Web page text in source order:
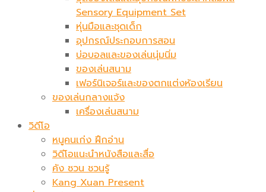
Sensory Equipment Set
หุ่นมือและชุดเด็ก
อุปกรณ์ประกอบการสอน
บ่อบอลและของเล่นนุ่มนิ่ม
ของเล่นสนาม
เฟอร์นิเจอร์และของตกแต่งห้องเรียน
ของเล่นกลางแจ้ง
เครื่องเล่นสนาม
วิดีโอ
หนูคนเก่ง ฝึกอ่าน
วิดีโอแนะนำหนังสือและสื่อ
คัง ซวน ชวนรู้
Kang Xuan Present